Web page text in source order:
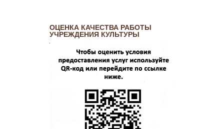
ОЦЕНКА КАЧЕСТВА РАБОТЫ
УЧРЕЖДЕНИЯ КУЛЬТУРЫ